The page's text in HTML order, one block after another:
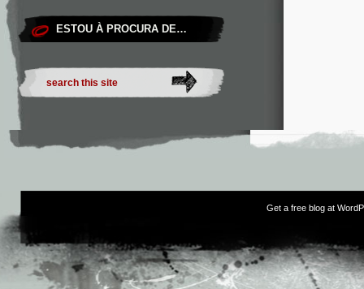
ESTOU À PROCURA DE…
Get a free blog at